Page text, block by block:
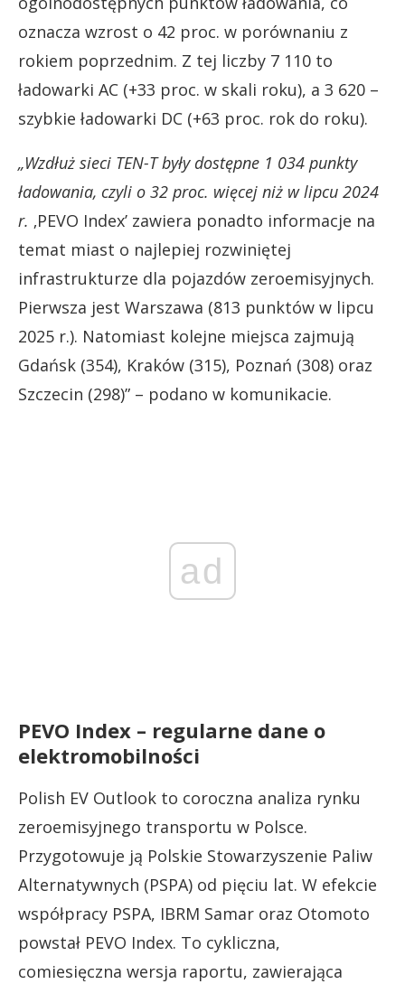
oznacza wzrost o 42 proc. w porównaniu z
rokiem poprzednim. Z tej liczby 7 110 to
ładowarki AC (+33 proc. w skali roku), a 3 620 –
szybkie ładowarki DC (+63 proc. rok do roku).
„Wzdłuż sieci TEN-T były dostępne 1 034 punkty
ładowania, czyli o 32 proc. więcej niż w lipcu 2024
r. ‚PEVO Index’ zawiera ponadto informacje na
temat miast o najlepiej rozwiniętej
infrastrukturze dla pojazdów zeroemisyjnych.
Pierwsza jest Warszawa (813 punktów w lipcu
2025 r.). Natomiast kolejne miejsca zajmują
Gdańsk (354), Kraków (315), Poznań (308) oraz
Szczecin (298)” – podano w komunikacie.
ad
PEVO Index – regularne dane o
elektromobilności
Polish EV Outlook to coroczna analiza rynku
zeroemisyjnego transportu w Polsce.
Przygotowuje ją Polskie Stowarzyszenie Paliw
Alternatywnych (PSPA) od pięciu lat. W efekcie
współpracy PSPA, IBRM Samar oraz Otomoto
powstał PEVO Index. To cykliczna,
comiesięczna wersja raportu, zawierająca